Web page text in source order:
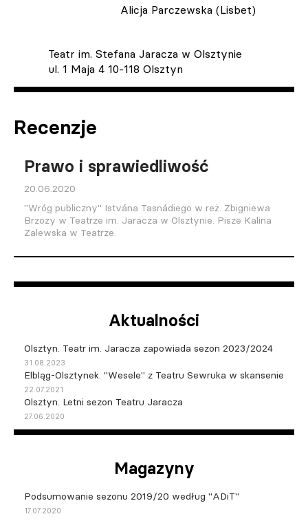
Alicja Parczewska (Lisbet)
Teatr im. Stefana Jaracza w Olsztynie
ul. 1 Maja 4 10-118 Olsztyn
Recenzje
Prawo i sprawiedliwość
20.06.2020
"Wróg publiczny" Istvána Tasnádiego w reż. Zbigniewa
Brzozy w Teatrze im. Jaracza w Olsztynie. Pisze Kalina
Zalewska w Teatrze.
Aktualności
Olsztyn. Teatr im. Jaracza zapowiada sezon 2023/2024
31.08.2023
Elbląg-Olsztynek. "Wesele" z Teatru Sewruka w skansenie
22.07.2021
Olsztyn. Letni sezon Teatru Jaracza
27.06.2020
Magazyny
Podsumowanie sezonu 2019/20 według "ADiT"
17.07.2020